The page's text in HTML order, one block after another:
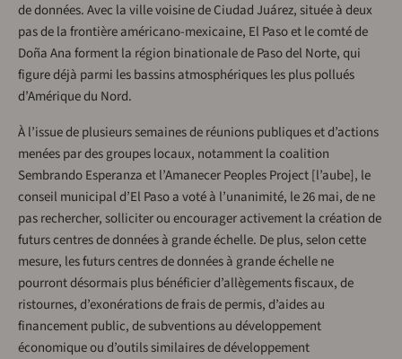
de données. Avec la ville voisine de Ciudad Juárez, située à deux
pas de la frontière américano-mexicaine, El Paso et le comté de
Doña Ana forment la région binationale de Paso del Norte, qui
figure déjà parmi les bassins atmosphériques les plus pollués
d’Amérique du Nord.
À l’issue de plusieurs semaines de réunions publiques et d’actions
menées par des groupes locaux, notamment la coalition
Sembrando Esperanza et l’Amanecer Peoples Project [l’aube], le
conseil municipal d’El Paso a voté à l’unanimité, le 26 mai, de ne
pas rechercher, solliciter ou encourager activement la création de
futurs centres de données à grande échelle. De plus, selon cette
mesure, les futurs centres de données à grande échelle ne
pourront désormais plus bénéficier d’allègements fiscaux, de
ristournes, d’exonérations de frais de permis, d’aides au
financement public, de subventions au développement
économique ou d’outils similaires de développement